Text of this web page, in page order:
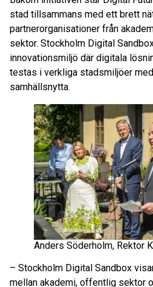
stad tillsammans med ett brett
partnerorganisationer från
sektor. Stockholm Digital
innovationsmiljö där digitala
testas i verkliga stadsmiljöer
samhällsnytta.
Anders Söderholm, Rektor
– Stockholm Digital Sandbox
mellan akademi, offentlig sektor